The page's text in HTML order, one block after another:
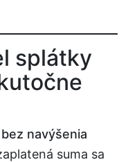
splátky
navýšenia
suma sa